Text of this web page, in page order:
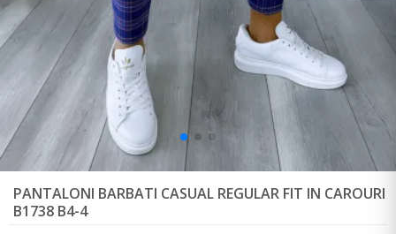
PANTALONI BARBATI CASUAL REGULAR FIT IN CAROURI
B1738 B4-4